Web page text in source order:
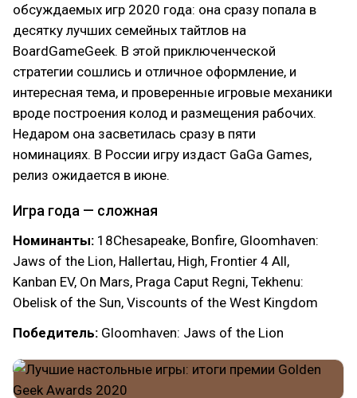
обсуждаемых игр 2020 года: она сразу попала в
десятку лучших семейных тайтлов на
BoardGameGeek. В этой приключенческой
стратегии сошлись и отличное оформление, и
интересная тема, и проверенные игровые механики
вроде построения колод и размещения рабочих.
Недаром она засветилась сразу в пяти
номинациях. В России игру издаст GaGa Games,
релиз ожидается в июне.
Игра года — сложная
Номинанты: 18Chesapeake, Bonfire, Gloomhaven:
Jaws of the Lion, Hallertau, High, Frontier 4 All,
Kanban EV, On Mars, Praga Caput Regni, Tekhenu:
Obelisk of the Sun, Viscounts of the West Kingdom
Победитель: Gloomhaven: Jaws of the Lion